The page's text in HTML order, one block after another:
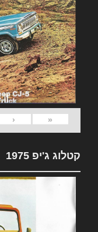
«
‹
קטלוג ג'יפ 1975